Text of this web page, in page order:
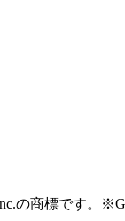
商標です。